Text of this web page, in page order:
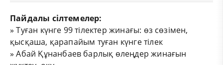
Пайдалы сілтемелер:
»Туған күнге 99 тілектер жинағы: өз сөзімен,
қысқаша, қарапайым туған күнге тілек
»Абай Құнанбаев барлық өлеңдер жинағын